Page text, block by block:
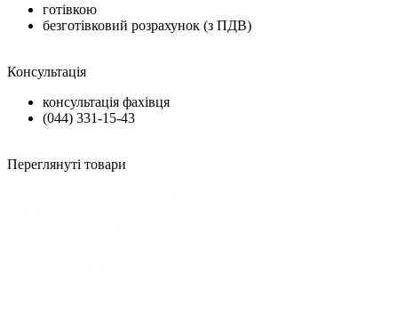
готівкою
безготівковий розрахунок (з ПДВ)
Консультація
консультація фахівця
(044) 331-15-43
Переглянуті товари